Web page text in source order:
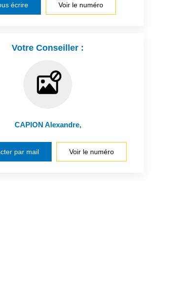
écrire Voir le numéro
Votre Conseiller :
CAPION Alexandre,
par mail Voir le numéro